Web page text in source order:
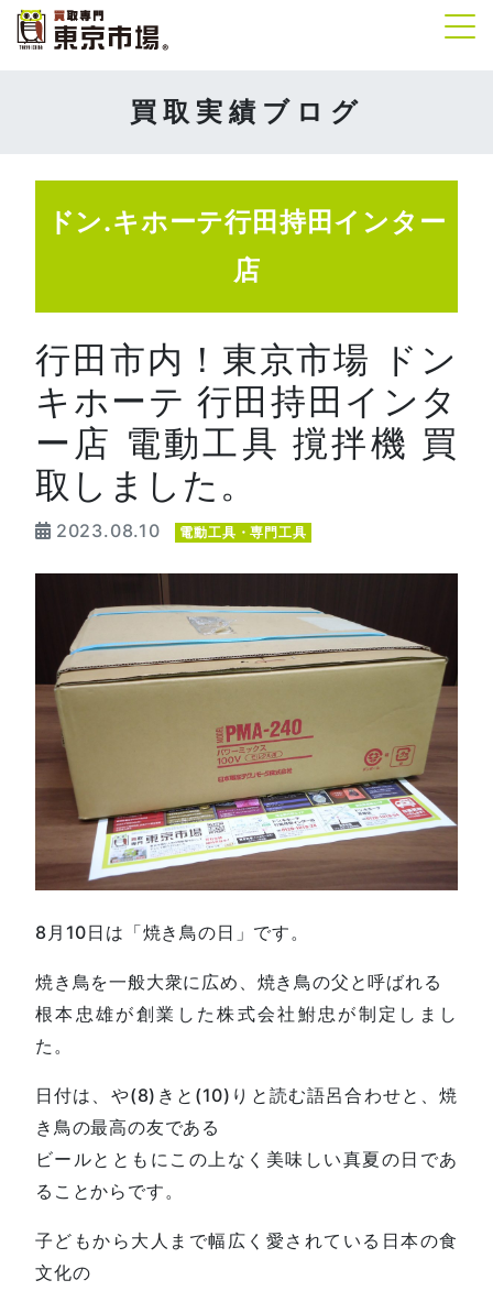
買取実績ブログ
ドン.キホーテ行田持田インター
店
行田市内！東京市場 ドン
キホーテ 行田持田インタ
ー店 電動工具 撹拌機 買
取しました。
2023.08.10 電動工具・専門工具
8月10日は「焼き鳥の日」です。
焼き鳥を一般大衆に広め、焼き鳥の父と呼ばれる
根本忠雄が創業した株式会社鮒忠が制定しまし
た。
日付は、や(8)きと(10)りと読む語呂合わせと、焼
き鳥の最高の友である
ビールとともにこの上なく美味しい真夏の日であ
ることからです。
子どもから大人まで幅広く愛されている日本の食
文化の